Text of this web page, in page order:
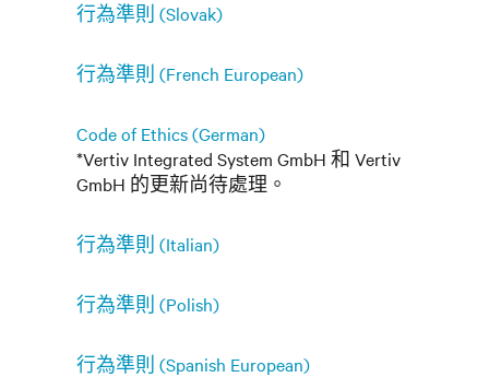
行為準則 (Slovak)
行為準則 (French European)
Code of Ethics (German)
*Vertiv Integrated System GmbH 和 Vertiv
GmbH 的更新尚待處理。
行為準則 (Italian)
行為準則 (Polish)
行為準則 (Spanish European)